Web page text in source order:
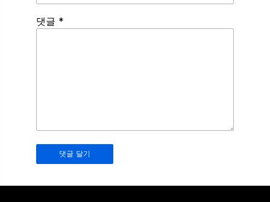
Spamming
should
leave
댓글 *